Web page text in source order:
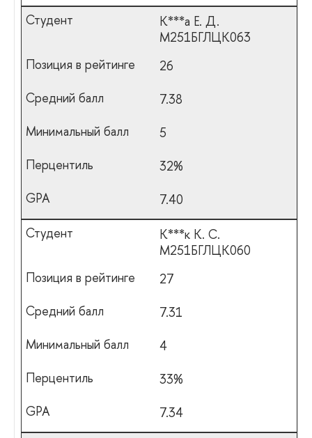
К***а Е. Д.
М251БГЛЦК063
26
7.38
5
32%
7.40
К***к К. С.
М251БГЛЦК060
27
7.31
4
33%
7.34